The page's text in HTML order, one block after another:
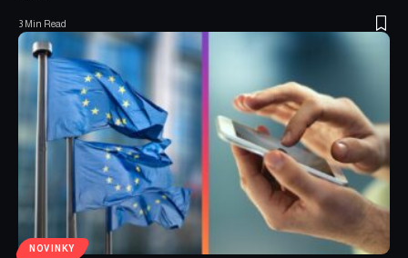
3 Min Read
NOVINKY